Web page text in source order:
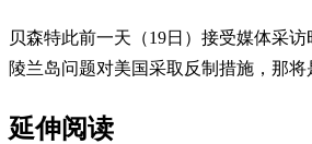
贝森特此前一天（19日）接受媒体采
陵兰岛问题对美国采取反制措施，那将
延伸阅读